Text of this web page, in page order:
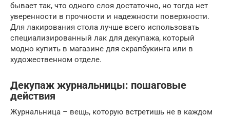
бывает так, что одного слоя достаточно, но тогда нет
уверенности в прочности и надежности поверхности.
Для лакирования стола лучше всего использовать
специализированный лак для декупажа, который
модно купить в магазине для скрапбукинга или в
художественном отделе.
Декупаж журнальницы: пошаговые
действия
Журнальница – вещь, которую встретишь не в каждом